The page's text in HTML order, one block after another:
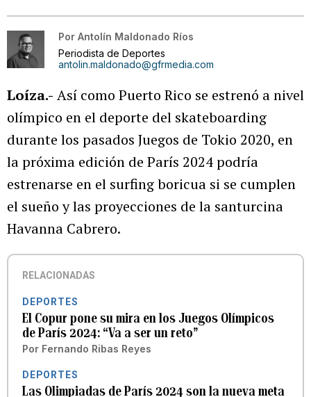
Por Antolín Maldonado Ríos
Periodista de Deportes
antolin.maldonado@gfrmedia.com
Loíza.- Así como Puerto Rico se estrenó a nivel
olímpico en el deporte del skateboarding
durante los pasados Juegos de Tokio 2020, en
la próxima edición de París 2024 podría
estrenarse en el surfing boricua si se cumplen
el sueño y las proyecciones de la santurcina
Havanna Cabrero.
RELACIONADAS
DEPORTES
El Copur pone su mira en los Juegos Olímpicos
de París 2024: “Va a ser un reto”
Por Fernando Ribas Reyes
DEPORTES
Las Olimpiadas de París 2024 son la nueva meta